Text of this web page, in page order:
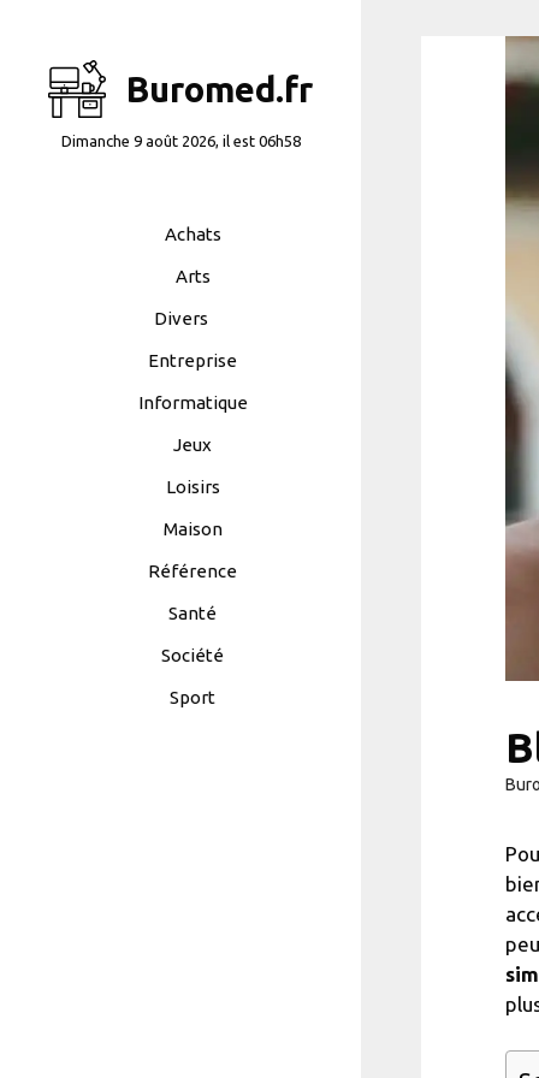
Buromed.fr
Achats
Arts
Divers
Entreprise
Informatique
Jeux
Loisirs
Maison
Référence
Santé
Société
Sport
Dimanche 9 août 2026, il est 06h58